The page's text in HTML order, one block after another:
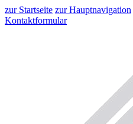
zur Startseite zur Hauptnavigation
Kontaktformular